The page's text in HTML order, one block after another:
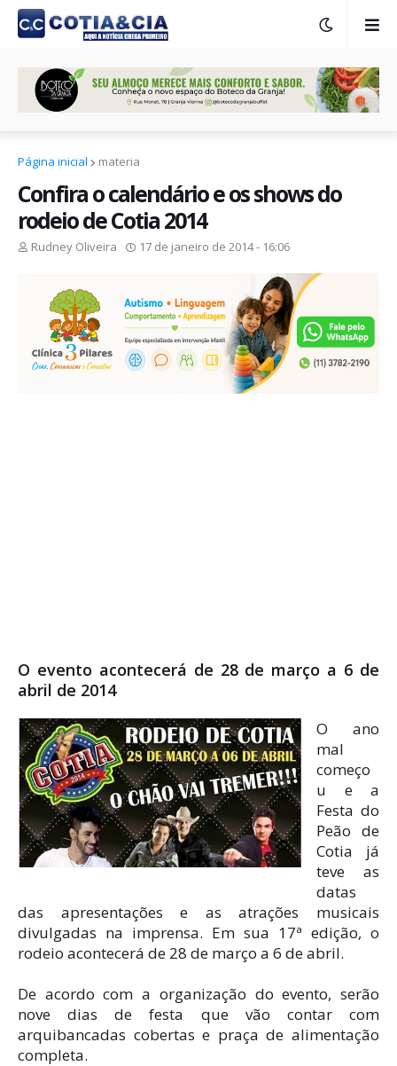
Página inicial materia
Confira o calendário e os shows do
rodeio de Cotia 2014
Rudney Oliveira 17 de janeiro de 2014 - 16:06
O evento acontecerá de 28 de março a 6 de
abril de 2014
O ano
mal
começo
u e a
Festa do
Peão de
Cotia já
teve as
datas
das apresentações e as atrações musicais
divulgadas na imprensa. Em sua 17ª edição, o
rodeio acontecerá de 28 de março a 6 de abril.
De acordo com a organização do evento, serão
nove dias de festa que vão contar com
arquibancadas cobertas e praça de alimentação
completa.